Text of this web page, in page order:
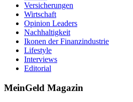
Versicherungen
Wirtschaft
Opinion Leaders
Nachhaltigkeit
Ikonen der Finanzindustrie
Lifestyle
Interviews
Editorial
MeinGeld Magazin